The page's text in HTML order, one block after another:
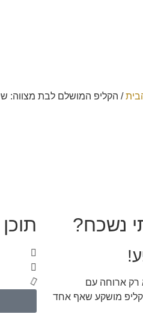
/ הקליפ המושלם לבת מצווה:
נשכח?
רק ארוחה עם
קליפ מושקע שאף אחד
תוכן